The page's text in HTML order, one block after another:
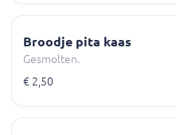
Broodje pita kaas
Gesmolten.
€ 2,50